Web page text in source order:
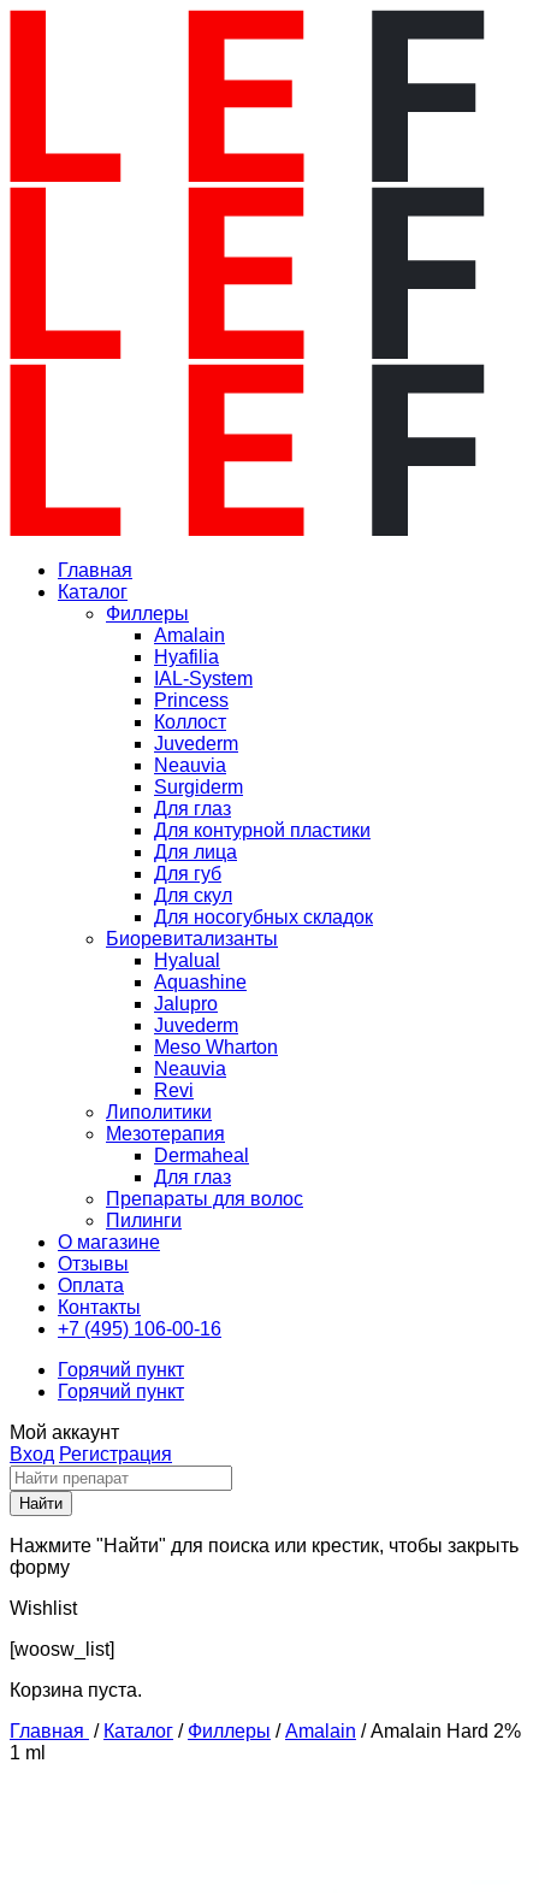
Главная
Каталог
Филлеры
Amalain
Hyafilia
IAL-System
Princess
Коллост
Juvederm
Neauvia
Surgiderm
Для глаз
Для контурной пластики
Для лица
Для губ
Для скул
Для носогубных складок
Биоревитализанты
Hyalual
Aquashine
Jalupro
Juvederm
Meso Wharton
Neauvia
Revi
Липолитики
Мезотерапия
Dermaheal
Для глаз
Препараты для волос
Пилинги
О магазине
Отзывы
Оплата
Контакты
+7 (495) 106-00-16
Горячий пункт
Горячий пункт
Мой аккаунт
Вход Регистрация
Нажмите "Найти" для поиска или крестик, чтобы закрыть
форму
Wishlist
[woosw_list]
Корзина пуста.
Главная / Каталог / Филлеры /Amalain /Amalain Hard 2%
1 ml